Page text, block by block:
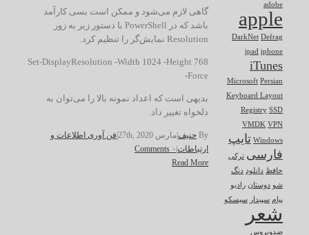
گاهی لازم می‌شود و ممکن است بسی کارآمد
باشد که در PowerShell با دستور زیر به زور
Resolution نمایش‌گر را تنظیم کرد.
Set-DisplayResolution -Width 1024 -Height 768
-Force
بدیهی است که اعداد نمونه بالا را می‌توان به
دلخواه تغییر داد.
By حنیف|مارس 27th, 2020 |فن آوری اطلاعات و
ارتباطات| ۰ Comments
Read More
adobe
apple
DarkNet Defrag
ipad iphone
iTunes
Microsoft Persian
Keyboard Layout
Registry SSD
VMDK VPN
Windows تایپ
فارسی ترکی
حافظ دانلود دنگ
شو دوستان رادیو
پیام سپیدار سیسکو
شعر
ضدویروس